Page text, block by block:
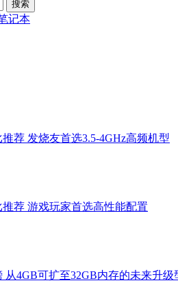
记本
荐 发烧友首选3.5-4GHz高频机型
推荐 游戏玩家首选高性能配置
从4GB可扩至32GB内存的未来升级